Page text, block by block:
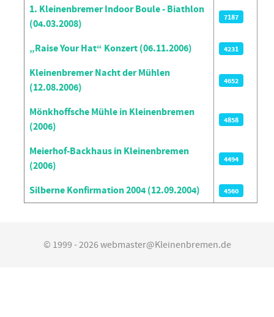
1. Kleinenbremer Indoor Boule - Biathlon
(04.03.2008)
7187
„Raise Your Hat“ Konzert (06.11.2006) 4231
Kleinenbremer Nacht der Mühlen
(12.08.2006)
4652
Mönkhoffsche Mühle in Kleinenbremen
(2006)
4858
Meierhof-Backhaus in Kleinenbremen
(2006)
4494
Silberne Konfirmation 2004 (12.09.2004) 4560
© 1999 - 2026 webmaster@Kleinenbremen.de